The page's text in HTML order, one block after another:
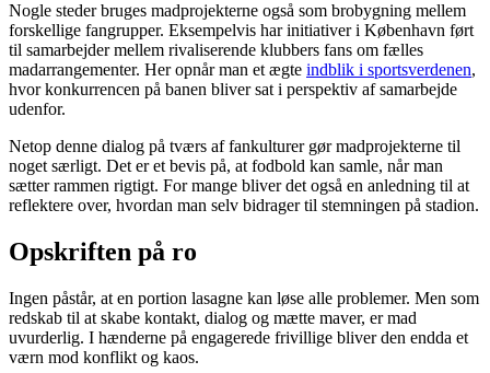
Nogle steder bruges madprojekterne også som brobygning mellem
forskellige fangrupper. Eksempelvis har initiativer i København ført
til samarbejder mellem rivaliserende klubbers fans om fælles
madarrangementer. Her opnår man et ægte indblik i sportsverdenen,
hvor konkurrencen på banen bliver sat i perspektiv af samarbejde
udenfor.
Netop denne dialog på tværs af fankulturer gør madprojekterne til
noget særligt. Det er et bevis på, at fodbold kan samle, når man
sætter rammen rigtigt. For mange bliver det også en anledning til at
reflektere over, hvordan man selv bidrager til stemningen på stadion.
Opskriften på ro
Ingen påstår, at en portion lasagne kan løse alle problemer. Men som
redskab til at skabe kontakt, dialog og mætte maver, er mad
uvurderlig. I hænderne på engagerede frivillige bliver den endda et
værn mod konflikt og kaos.